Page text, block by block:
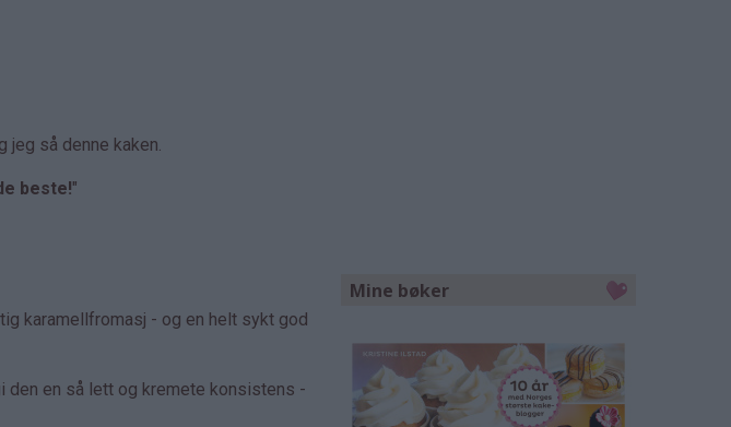
så denne kaken.
beste!"
karamellfromasj - og en helt sykt god
den en så lett og kremete konsistens -
Mine bøker